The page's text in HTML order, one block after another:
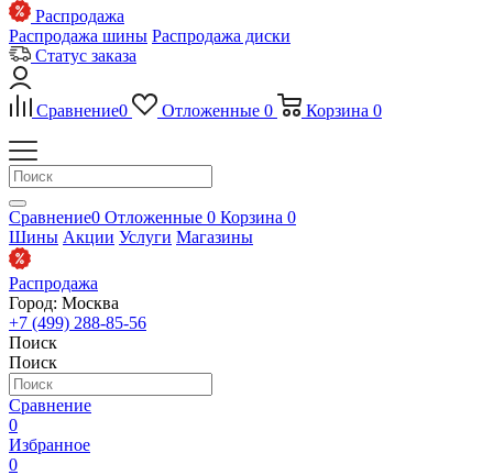
Распродажа
Распродажа шины Распродажа диски
Статус заказа
Сравнение0 Отложенные 0 Корзина 0
Сравнение0 Отложенные 0 Корзина 0
Шины Акции Услуги Магазины
Распродажа
Город: Москва
+7 (499) 288-85-56
Поиск
Поиск
Сравнение
0
Избранное
0